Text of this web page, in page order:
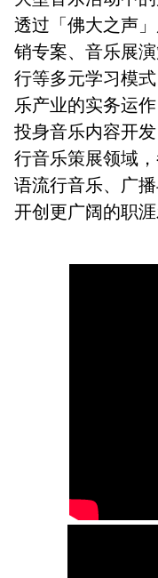
透过「佛大之声
销专案、音乐展
行等多元学习模
乐产业的实务运
投身音乐内容开
行音乐策展领域
语流行音乐、广
开创更广阔的职涯